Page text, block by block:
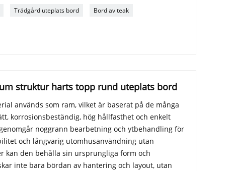
Trädgård uteplats bord Bord av teak
struktur harts topp rund uteplats bord
används som ram, vilket är baserat på de många
korrosionsbeständig, hög hållfasthet och enkelt
noggrann bearbetning och ytbehandling för
och långvarig utomhusanvändning utan
kan den behålla sin ursprungliga form och
inte bara bördan av hantering och layout, utan